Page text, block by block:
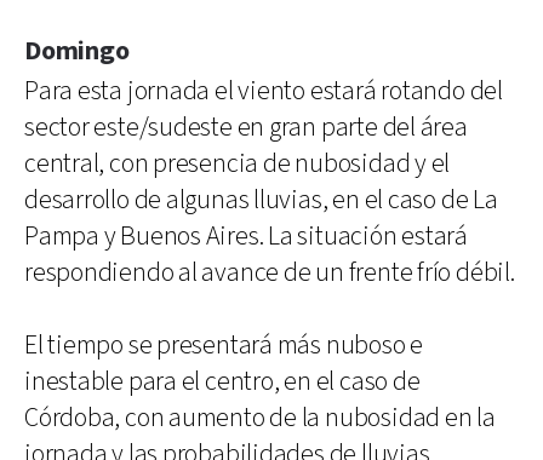
Domingo
Para esta jornada el viento estará rotando del
sector este/sudeste en gran parte del área
central, con presencia de nubosidad y el
desarrollo de algunas lluvias, en el caso de La
Pampa y Buenos Aires. La situación estará
respondiendo al avance de un frente frío débil.
El tiempo se presentará más nuboso e
inestable para el centro, en el caso de
Córdoba, con aumento de la nubosidad en la